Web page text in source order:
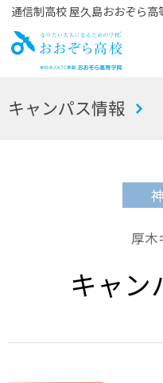
通信制高校 屋久島おおぞら
お
キャンパス情報
厚木
キャン